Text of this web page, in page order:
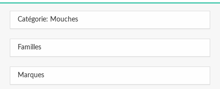
Catégorie: Mouches
Familles
Marques